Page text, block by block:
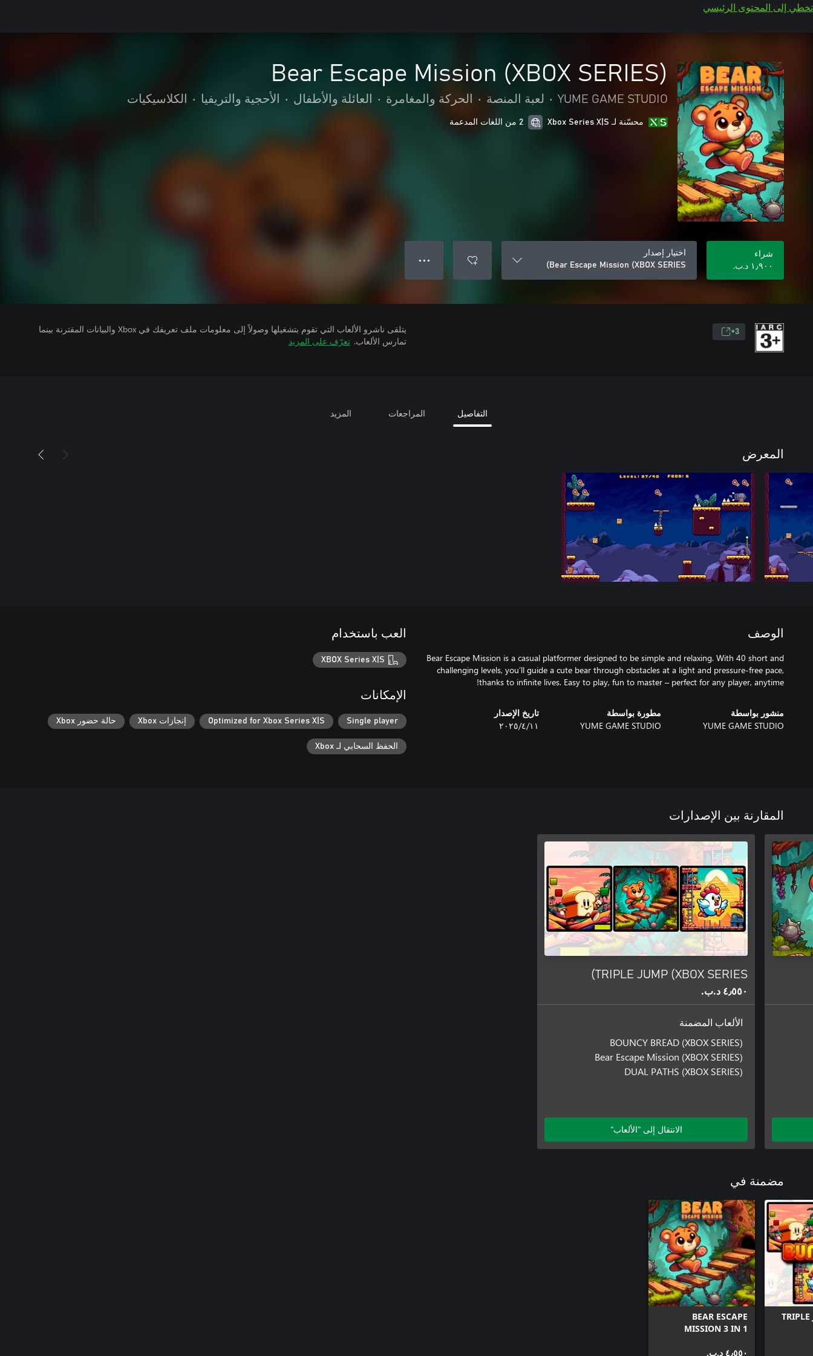
تخطي إلى المحتوى الرئيسي
Bear Escape Mission (XBOX SERIES)
YUME GAME STUDIO
• لعبة المنصة • الحركة والمغامرة • العائلة والأطفال • الأحجية والتريفيا • الكلاسيكيات
محسّنة لـ Xbox Series X|S 2 من اللغات المدعمة
شراء
١٫٩٠٠ د.ب.‏
اختيار إصدار
Bear Escape Mission (XBOX SERIES)
● ● ●
3+
يتلقى ناشرو الألعاب التي تقوم بتشغيلها وصولاً إلى معلومات ملف تعريفك في Xbox والبيانات المقترنة بينما
تمارس الألعاب. تعرّف على المزيد
التفاصيل المراجعات المزيد
المعرض
الوصف
Bear Escape Mission is a casual platformer designed to be simple and relaxing. With 40 short and
challenging levels, you’ll guide a cute bear through obstacles at a light and pressure-free pace,
thanks to infinite lives. Easy to play, fun to master – perfect for any player, anytime!
منشور بواسطة
YUME GAME STUDIO
مطورة بواسطة
YUME GAME STUDIO
تاريخ الإصدار
١١‏/٤‏/٢٠٢٥
العب باستخدام
XBOX Series X|S
الإمكانات
Single player
Optimized for Xbox Series X|S إنجازات Xbox حالة حضور Xbox
الحفظ السحابي لـ Xbox
المقارنة بين الإصدارات
TRIPLE JUMP (XBOX SERIES)
٤٫٥٥٠ د.ب.‏
الألعاب المضمنة
BOUNCY BREAD (XBOX SERIES)
Bear Escape Mission (XBOX SERIES)
DUAL PATHS (XBOX SERIES)
الانتقال إلى "الألعاب"
مضمنة في
BEAR ESCAPE
MISSION 3 IN 1
٤٫٥٥٠ د.ب.‏